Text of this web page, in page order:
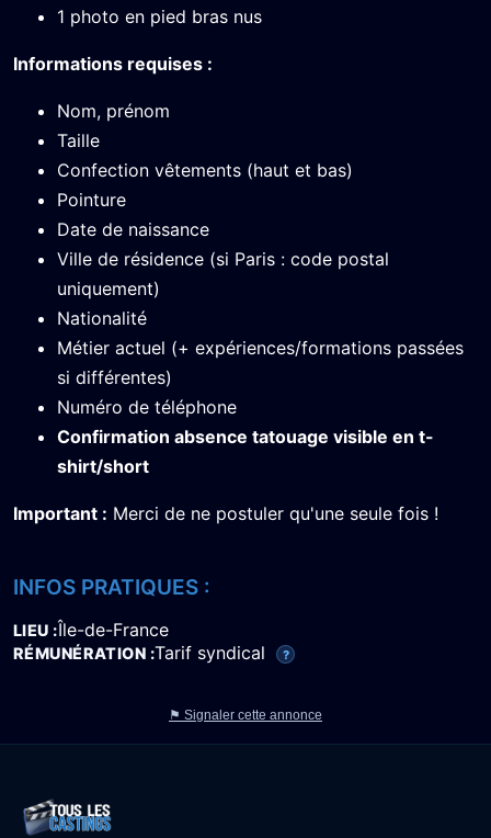
1 photo en pied bras nus
Informations requises :
Nom, prénom
Taille
Confection vêtements (haut et bas)
Pointure
Date de naissance
Ville de résidence (si Paris : code postal
uniquement)
Nationalité
Métier actuel (+ expériences/formations passées
si différentes)
Numéro de téléphone
Confirmation absence tatouage visible en t-
shirt/short
Important : Merci de ne postuler qu'une seule fois !
INFOS PRATIQUES :
LIEU Île-de-France
RÉMUNÉRATION Tarif syndical ?
⚑ Signaler cette annonce